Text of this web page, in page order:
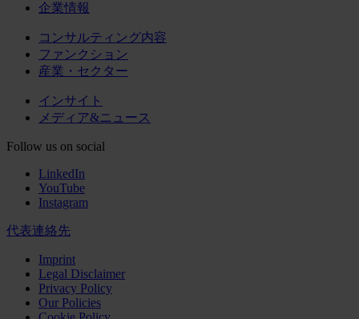
企業情報
コンサルティング内容
ファンクション
産業・セクター
インサイト
メディア&ニュース
Follow us on social
LinkedIn
YouTube
Instagram
代表連絡先
Imprint
Legal Disclaimer
Privacy Policy
Our Policies